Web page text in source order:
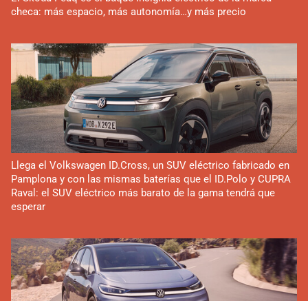
checa: más espacio, más autonomía…y más precio
Llega el Volkswagen ID.Cross, un SUV eléctrico fabricado en
Pamplona y con las mismas baterías que el ID.Polo y CUPRA
Raval: el SUV eléctrico más barato de la gama tendrá que
esperar